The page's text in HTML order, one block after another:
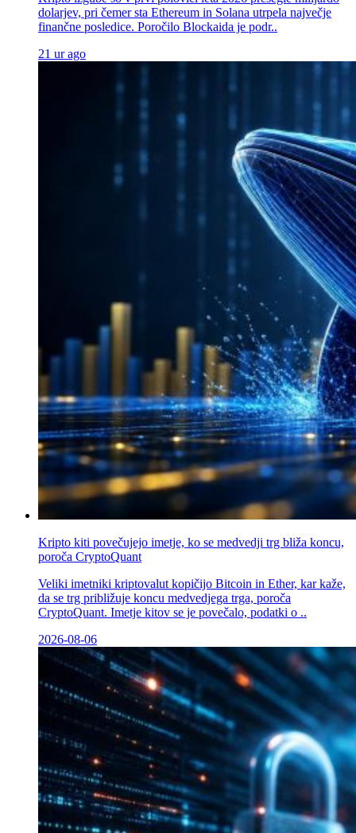
dolarjev, pri čemer sta Ethereum in Solana utrpela največje
finančne posledice. Poročilo Blockaida je podr..
21 ur ago
Kripto kiti povečujejo imetje, ko se medvedji trg bliža koncu,
poroča CryptoQuant
Veliki imetniki kriptovalut kopičijo Bitcoin in Ether, kar kaže,
da se trg približuje koncu medvedjega trga, poroča
CryptoQuant. Imetje kitov se je povečalo, podatki o ..
2026-08-06